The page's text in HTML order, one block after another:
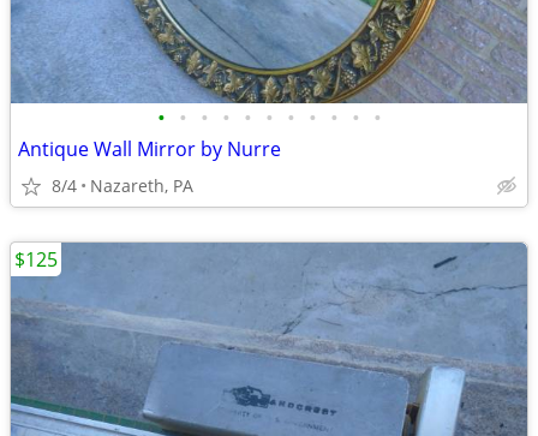
• • • • • • • • • • •
Antique Wall Mirror by Nurre
8/4 Nazareth, PA
$125